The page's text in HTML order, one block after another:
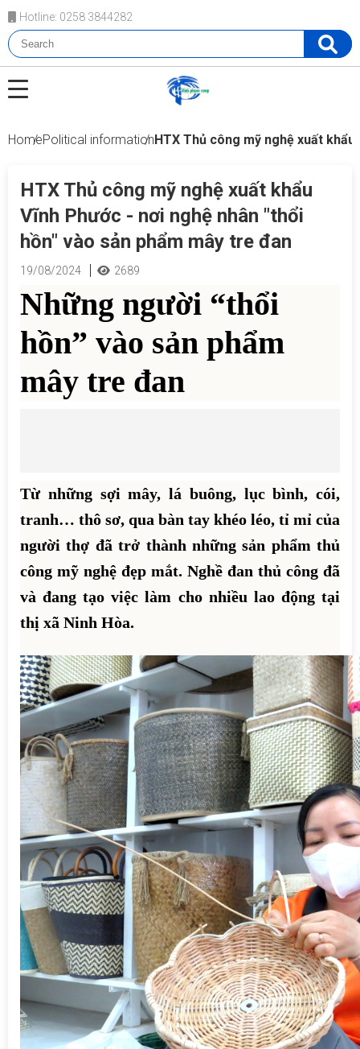
Hotline: 0258 3844282
HomePolitical informationHTX Thủ công mỹ nghệ xuất
HTX Thủ công mỹ nghệ xuất khẩu
Vĩnh Phước - nơi nghệ nhân "thổi
hồn" vào sản phẩm mây tre đan
19/08/2024 2689
Những người “thổi
hồn” vào sản phẩm
mây tre đan
Từ những sợi mây, lá buông, lục bình, cói,
tranh… thô sơ, qua bàn tay khéo léo, tỉ mỉ của
người thợ đã trở thành những sản phẩm thủ
công mỹ nghệ đẹp mắt. Nghề đan thủ công đã
và đang tạo việc làm cho nhiều lao động tại
thị xã Ninh Hòa.